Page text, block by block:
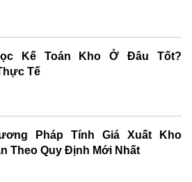
Kế Toán Kho Ở Đâu Tốt?
Tế
Pháp Tính Giá Xuất Kho
Theo Quy Định Mới Nhất